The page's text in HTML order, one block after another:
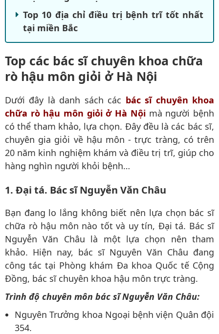
Top 10 địa chỉ điều trị bệnh trĩ tốt nhất
tại miền Bắc
Top các bác sĩ chuyên khoa chữa
rò hậu môn giỏi ở Hà Nội
Dưới đây là danh sách các bác sĩ chuyên khoa
chữa rò hậu môn giỏi ở Hà Nộimà người bệnh
có thể tham khảo, lựa chọn. Đây đều là các bác sĩ,
chuyên gia giỏi về hậu môn - trực tràng, có trên
20 năm kinh nghiệm khám và điều trị trĩ, giúp cho
hàng nghìn người khỏi bệnh…
1. Đại tá. Bác sĩ Nguyễn Văn Châu
Bạn đang lo lắng không biết nên lựa chọn bác sĩ
chữa rò hậu môn nào tốt và uy tín, Đại tá. Bác sĩ
Nguyễn Văn Châu là một lựa chọn nên tham
khảo. Hiện nay, bác sĩ Nguyên Văn Châu đang
công tác tại Phòng khám Đa khoa Quốc tế Cộng
Đồng, bác sĩ chuyên khoa hậu môn trực tràng.
Trình độ chuyên môn bác sĩ Nguyễn Văn Châu:
Nguyên Trưởng khoa Ngoại bệnh viện Quân đội
354.